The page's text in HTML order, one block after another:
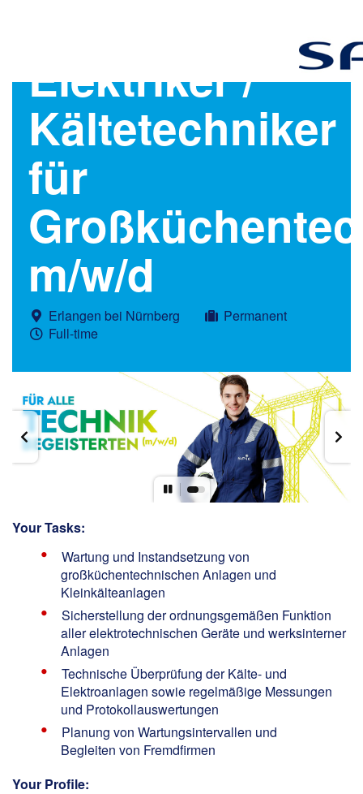
Elektriker /
Kältetechniker
für
m/w/d
Erlangen bei Nürnberg
Permanent
Full-time
Your Tasks:
Wartung und Instandsetzung von
großküchentechnischen Anlagen und
Kleinkälteanlagen
Sicherstellung der ordnungsgemäßen Funktion
aller elektrotechnischen Geräte und werksinterner
Anlagen
Technische Überprüfung der Kälte- und
Elektroanlagen sowie regelmäßige Messungen
und Protokollauswertungen
Planung von Wartungsintervallen und
Begleiten von Fremdfirmen
Your Profile: